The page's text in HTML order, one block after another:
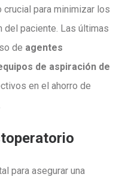
para minimizar los
del paciente. Las últimas
de agentes
de aspiración de
en el ahorro de
para asegurar una